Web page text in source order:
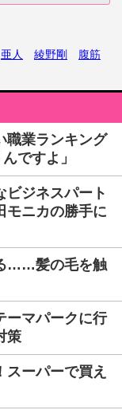
亜人 綾野剛 腹筋
職業ランキング
ですよ」
ビジネスパート
モニカの勝手に
……髪の毛を触
ーマパークに行
策
スーパーで買え